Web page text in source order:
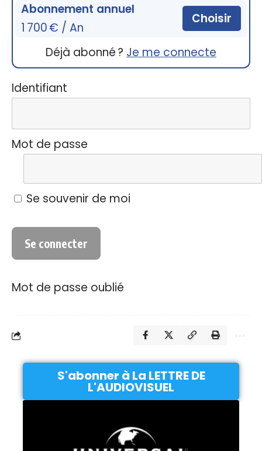
Abonnement annuel
1 700 € / An
Choisir
Déjà abonné ? Je me connecte
Identifiant
Mot de passe
Se souvenir de moi
Mot de passe oublié
S'abonner à La LETTRE DE
L'AUDIOVISUEL